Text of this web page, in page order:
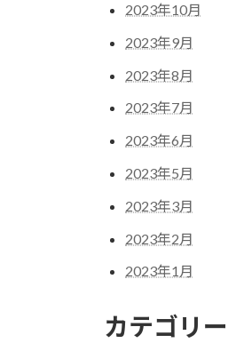
2023年10月
2023年9月
2023年8月
2023年7月
2023年6月
2023年5月
2023年3月
2023年2月
2023年1月
カテゴリー